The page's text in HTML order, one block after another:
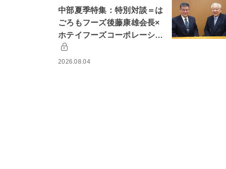
中部夏季特集：特別対談＝は
ごろもフーズ後藤康雄会長×
ホテイフーズコーポレーシ…
2026.08.04